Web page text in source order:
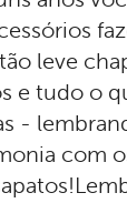
leve
e tudo o
-
com